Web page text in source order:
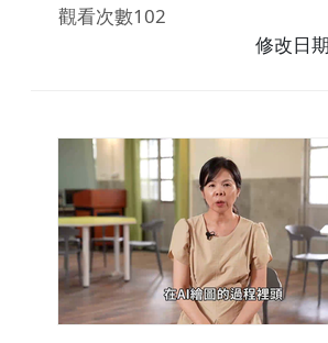
觀看次數102
修改日